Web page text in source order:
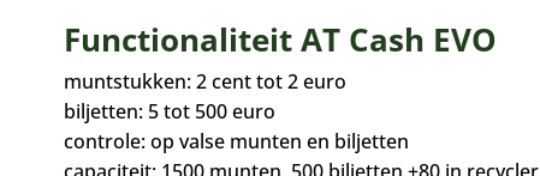
Functionaliteit AT Cash EVO
muntstukken: 2 cent tot 2 euro
biljetten: 5 tot 500 euro
controle: op valse munten en biljetten